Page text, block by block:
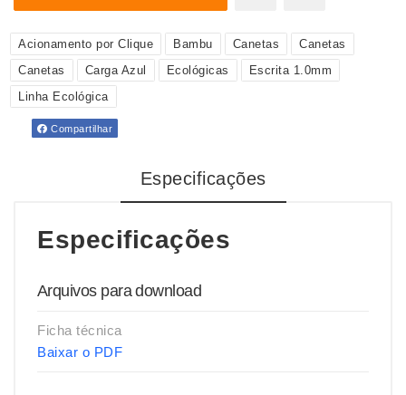
Acionamento por Clique Bambu Canetas
Canetas
Canetas
Carga Azul Ecológicas
Escrita 1.0mm
Linha Ecológica
Compartilhar
Especificações
Especificações
Arquivos para download
Ficha técnica
Baixar o PDF